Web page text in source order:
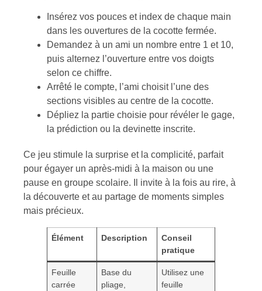
Insérez vos pouces et index de chaque main
dans les ouvertures de la cocotte fermée.
Demandez à un ami un nombre entre 1 et 10,
puis alternez l’ouverture entre vos doigts
selon ce chiffre.
Arrêté le compte, l’ami choisit l’une des
sections visibles au centre de la cocotte.
Dépliez la partie choisie pour révéler le gage,
la prédiction ou la devinette inscrite.
Ce jeu stimule la surprise et la complicité, parfait
pour égayer un après-midi à la maison ou une
pause en groupe scolaire. Il invite à la fois au rire, à
la découverte et au partage de moments simples
mais précieux.
Élément Description
Conseil
pratique
Feuille
carrée
Base du
pliage,
Utilisez une
feuille